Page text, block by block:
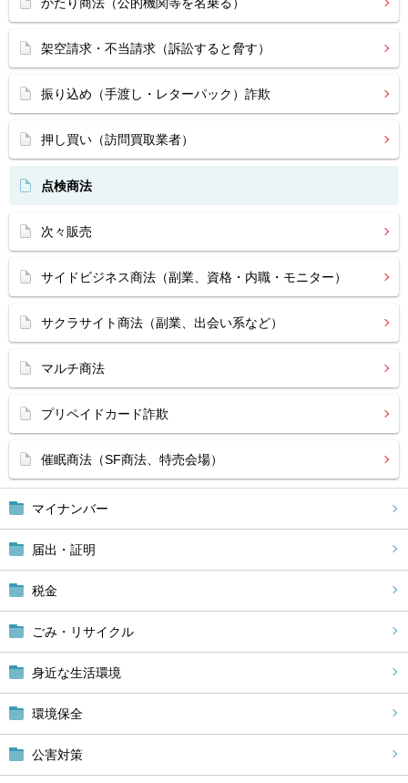
マイナンバー
届出・証明
税金
ごみ・リサイクル
身近な生活環境
環境保全
公害対策
架空請求・不当請求（訴訟すると脅す）
振り込め（手渡し・レターパック）詐欺
押し買い（訪問買取業者）
点検商法
次々販売
サイドビジネス商法（副業、資格・内職・モニター）
サクラサイト商法（副業、出会い系など）
マルチ商法
プリペイドカード詐欺
催眠商法（SF商法、特売会場）